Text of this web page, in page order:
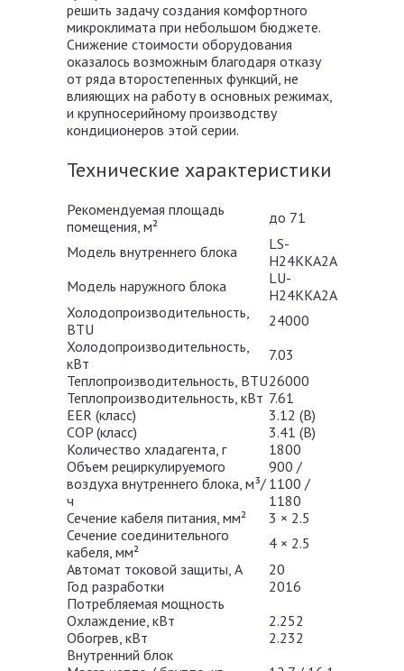
решить задачу создания комфортного
микроклимата при небольшом бюджете.
Снижение стоимости оборудования
оказалось возможным благодаря отказу
от ряда второстепенных функций, не
влияющих на работу в основных режимах,
и крупносерийному производству
кондиционеров этой серии.
Технические характеристики
Рекомендуемая площадь
помещения, м²
до 71
Модель внутреннего блока
LS-
H24KKA2A
Модель наружного блока
LU-
H24KKA2A
Холодопроизводительность,
BTU
24000
Холодопроизводительность,
кВт
7.03
Теплопроизводительность, BTU26000
Теплопроизводительность, кВт 7.61
EER (класс)
3.12 (B)
COP (класс)
3.41 (В)
Количество хладагента, г
1800
Объем рециркулируемого
воздуха внутреннего блока, м³/
ч
900 /
1100 /
1180
Сечение кабеля питания, мм²
3 × 2.5
Сечение соединительного
кабеля, мм²
4 × 2.5
Автомат токовой защиты, A
20
Год разработки
2016
Потребляемая мощность
Охлаждение, кВт
2.252
Обогрев, кВт
2.232
Внутренний блок